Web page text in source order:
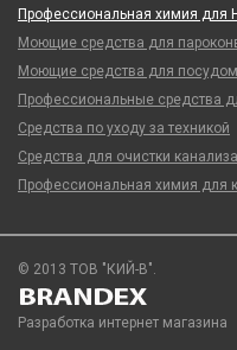
Профессиональная химия для
Моющие средства для
Моющие средства для
Профессиональные средства
Средства по уходу за техникой
Средства для очистки
Профессиональная химия для
© 2013 ТОВ "КИЙ-В".
Разработка интернет магазина